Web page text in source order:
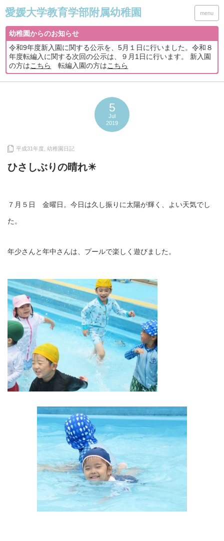
menu
幼稚園からのお知らせ
令和9年度新入園に関する公示を、5月１日に行いました。令和８
年度転編入に関する次回の公示は、９月1日に行います。 新入園
の方はこちら 転編入園の方はこちら
5
Jul
2019
平成31年度 幼稚園日記
ひさしぶりの晴れ☀
７月５日 金曜日。今日は久し振りに太陽が輝く、よい天気でし
た。
年少さんと年中さんは、プールで楽しく遊びました。